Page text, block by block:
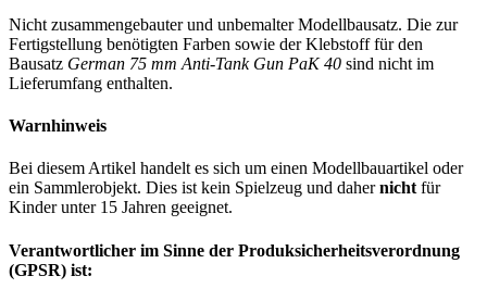
Nicht zusammengebauter und unbemalter Modellbausatz. Die zur
Fertigstellung benötigten Farben sowie der Klebstoff für den
Bausatz German 75 mm Anti-Tank Gun PaK 40 sind nicht im
Lieferumfang enthalten.
Warnhinweis
Bei diesem Artikel handelt es sich um einen Modellbauartikel oder
ein Sammlerobjekt. Dies ist kein Spielzeug und dahernicht für
Kinder unter 15 Jahren geeignet.
Verantwortlicher im Sinne der Produksicherheitsverordnung
(GPSR) ist: